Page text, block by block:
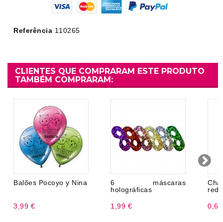
Referência 110265
CLIENTES QUE COMPRARAM ESTE PRODUTO
TAMBÉM COMPRARAM:
Balões Pocoyo y Nina
3,99 €
6 máscaras
holográficas
1,99 €